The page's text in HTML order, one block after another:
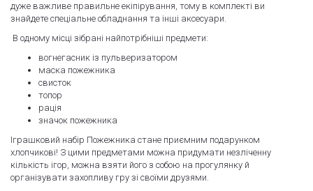
дуже важливе правильне екіпірування, тому в комплекті ви
знайдете спеціальне обладнання та інші аксесуари.
В одному місці зібрані найпотрібніші предмети:
вогнегасник із пульверизатором
маска пожежника
свисток
топор
рація
значок пожежника
Іграшковий набір Пожежника стане приємним подарунком
хлопчикові! З цими предметами можна придумати незліченну
кількість ігор, можна взяти його з собою на прогулянку й
організувати захопливу гру зі своїми друзями.